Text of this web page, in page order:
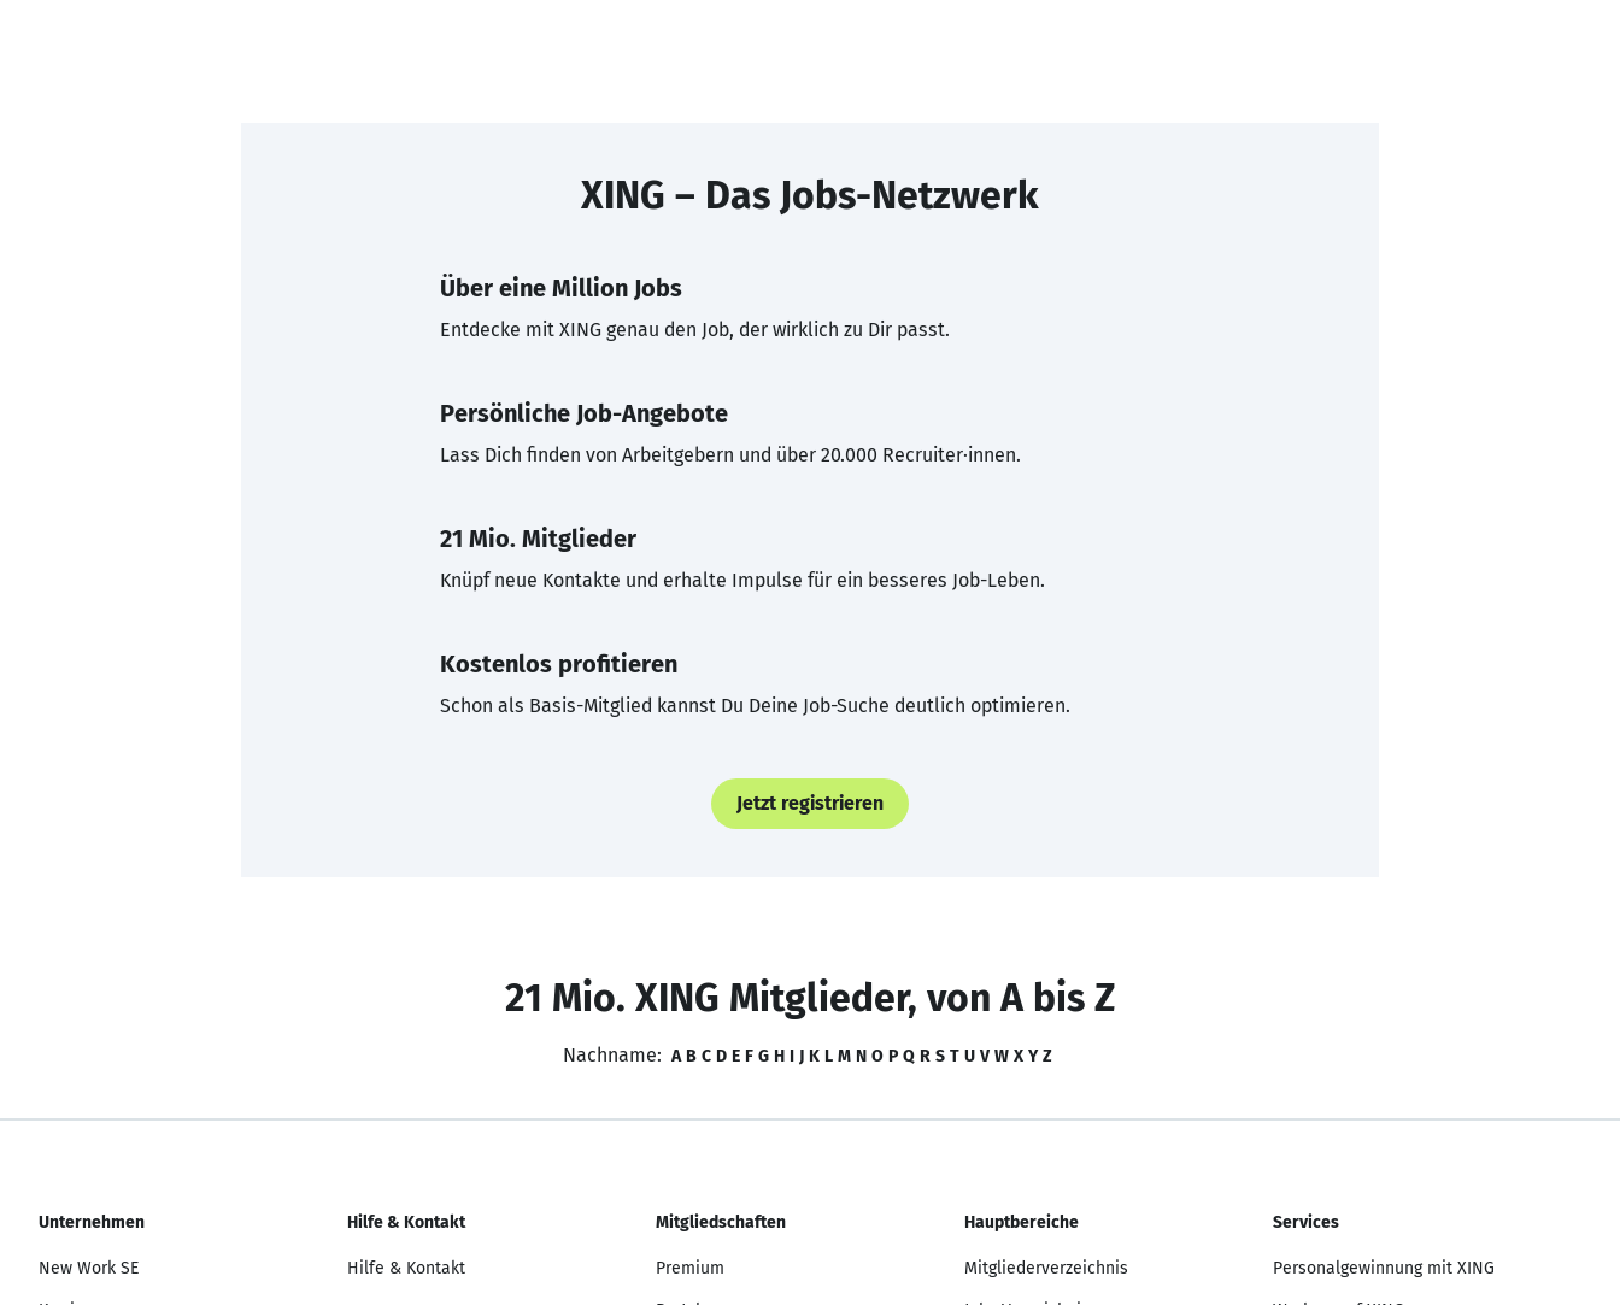
XING – Das Jobs-Netzwerk
Über eine Million Jobs
Entdecke mit XING genau den Job, der wirklich zu Dir passt.
Persönliche Job-Angebote
Lass Dich finden von Arbeitgebern und über 20.000 Recruiter·innen.
21 Mio. Mitglieder
Knüpf neue Kontakte und erhalte Impulse für ein besseres Job-Leben.
Kostenlos profitieren
Schon als Basis-Mitglied kannst Du Deine Job-Suche deutlich optimieren.
Jetzt registrieren
21 Mio. XING Mitglieder, von A bis Z
Nachname: A B C D E F G H I J K L M N O P Q R S T U V W X Y Z
Unternehmen
New Work SE
Hilfe & Kontakt
Hilfe & Kontakt
Mitgliedschaften
Premium
Hauptbereiche
Mitgliederverzeichnis
Services
Personalgewinnung mit XING